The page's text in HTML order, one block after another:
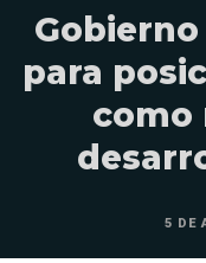
para
como
5 DE